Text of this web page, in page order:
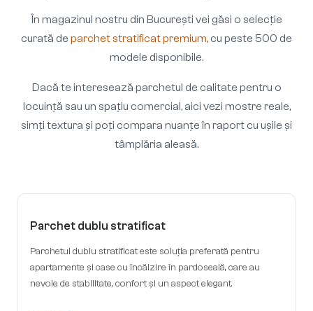
În magazinul nostru din București vei găsi o selecție
curată de parchet stratificat premium, cu peste 500 de
modele disponibile.
Dacă te interesează parchetul de calitate pentru o
locuință sau un spațiu comercial, aici vezi mostre reale,
simți textura și poți compara nuanțe în raport cu ușile și
tâmplăria aleasă.
Parchet dublu stratificat
Parchetul dublu stratificat este soluția preferată pentru
apartamente și case cu încălzire în pardoseală, care au
nevoie de stabilitate, confort și un aspect elegant.